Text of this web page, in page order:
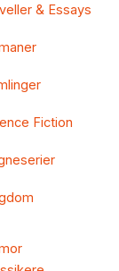
& Essays
Fiction